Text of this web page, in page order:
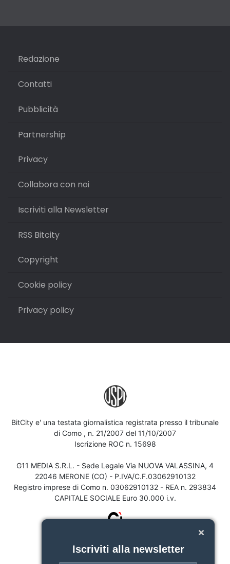
Redazione
Contatti
Pubblicità
Partnership
Privacy
Collabora con noi
Iscriviti alla Newsletter
RSS Bitcity
Copyright
Cookie policy
Privacy policy
BitCity e' una testata giornalistica registrata presso il tribunale
di Como , n. 21/2007 del 11/10/2007
Iscrizione ROC n. 15698
G11 MEDIA S.R.L. - Sede Legale Via NUOVA VALASSINA, 4
22046 MERONE (CO) - P.IVA/C.F.03062910132
Registro imprese di Como n. 03062910132 - REA n. 293834
CAPITALE SOCIALE Euro 30.000 i.v.
Iscriviti alla newsletter